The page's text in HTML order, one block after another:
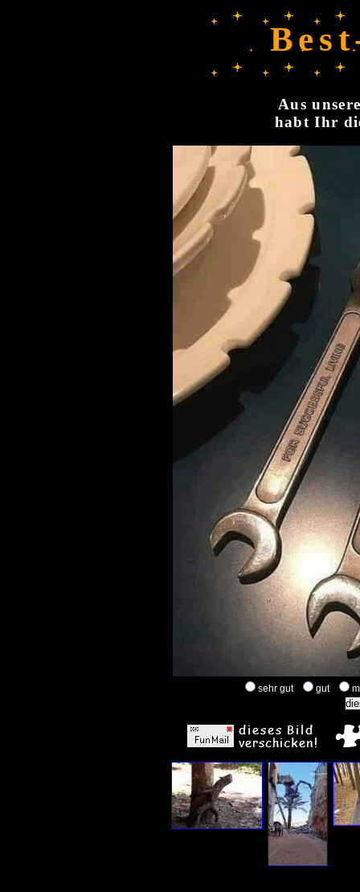
Aus
habt Ihr
sehr gut gut